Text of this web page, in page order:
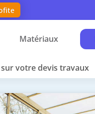
Matériaux
sur votre devis travaux